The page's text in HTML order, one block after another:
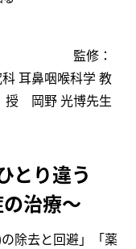
監修：
耳鼻咽喉科学 教
授 岡野 光博先生
とり違う
治療～
除去と回避」「薬